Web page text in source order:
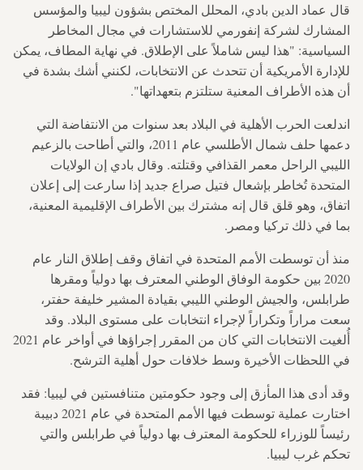
قال عماد الدين بادي، المحلل المختص بشؤون ليبيا والمؤسس
المشارك لشركة إنفورمي للاستشارات في مجال المخاطر
السياسية: "هذا ليس شاملاً على الإطلاق. في نهاية المطاف، يمكن
للإدارة الأمريكية أن تتحدث عن الانتخابات، لكنني أشك بشدة في
أن هذه الأطراف المعنية ستلتزم بتعهداتها".
اندلعت الحرب الأهلية في البلاد بعد سنوات من الانتفاضة التي
دعمها حلف شمال الأطلسي عام 2011، والتي أطاحت بالزعيم
الليبي الراحل معمر القذافي وقتلته. وقال بادي إن الولايات
المتحدة تُخاطر بإشعال فتيل صراع جديد إذا سارعت إلى إعلان
اتفاق، وهو قلق قال إنه مشترك بين الأطراف الإقليمية المعنية،
بما في ذلك تركيا ومصر.
منذ أن توسطت الأمم المتحدة في اتفاق وقف إطلاق النار عام
2020 بين حكومة الوفاق الوطني المعترف بها دولياً ومقرها
طرابلس، والجيش الوطني الليبي بقيادة المشير خليفة حفتر،
سعت مراراً وتكراراً لإجراء انتخابات على مستوى البلاد. وقد
أُلغيت الانتخابات التي كان من المقرر إجراؤها في أواخر عام 2021
في اللحظات الأخيرة وسط خلافات حول أهلية الترشح.
وقد أدى هذا المأزق إلى وجود حكومتين متنافستين في ليبيا: فقد
اختارت عملية توسطت فيها الأمم المتحدة في عام 2021 دبيبة
رئيساً للوزراء للحكومة المعترف بها دولياً في طرابلس والتي
تحكم غرب ليبيا.